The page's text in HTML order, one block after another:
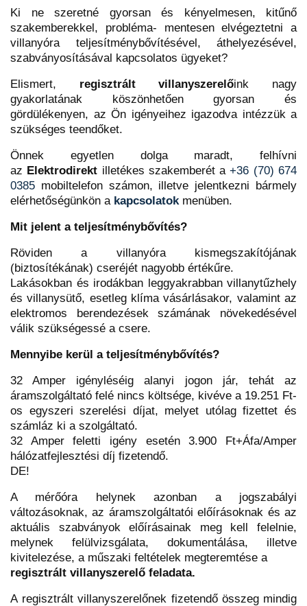
Ki ne szeretné gyorsan és kényelmesen, kitűnő
szakemberekkel, probléma- mentesen elvégeztetni a
villanyóra teljesítménybővítésével, áthelyezésével,
szabványosításával kapcsolatos ügyeket?
Elismert, regisztrált villanyszerelőink nagy
gyakorlatának köszönhetően gyorsan és
gördülékenyen, az Ön igényeihez igazodva intézzük a
szükséges teendőket.
Önnek egyetlen dolga maradt, felhívni
az Elektrodirekt illetékes szakemberét a+36 (70) 674
0385 mobiltelefon számon, illetve jelentkezni bármely
elérhetőségünkön a kapcsolatok menüben.
Mit jelent a teljesítménybővítés?
Röviden a villanyóra kismegszakítójának
(biztosítékának) cseréjét nagyobb értékűre.
Lakásokban és irodákban leggyakrabban villanytűzhely
és villanysütő, esetleg klíma vásárlásakor, valamint az
elektromos berendezések számának növekedésével
válik szükségessé a csere.
Mennyibe kerül a teljesítménybővítés?
32 Amper igényléséig alanyi jogon jár, tehát az
áramszolgáltató felé nincs költsége, kivéve a 19.251 Ft-
os egyszeri szerelési díjat, melyet utólag fizettet és
számláz ki a szolgáltató.
32 Amper feletti igény esetén 3.900 Ft+Áfa/Amper
hálózatfejlesztési díj fizetendő.
DE!
A mérőóra helynek azonban a jogszabályi
változásoknak, az áramszolgáltatói előírásoknak és az
aktuális szabványok előírásainak meg kell felelnie,
melynek felülvizsgálata, dokumentálása, illetve
kivitelezése, a műszaki feltételek megteremtése a
regisztrált villanyszerelő feladata.
A regisztrált villanyszerelőnek fizetendő összeg mindig